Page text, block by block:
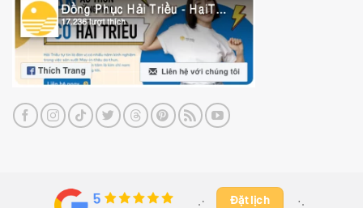
⋰ ​ Đặt lịch ⋱